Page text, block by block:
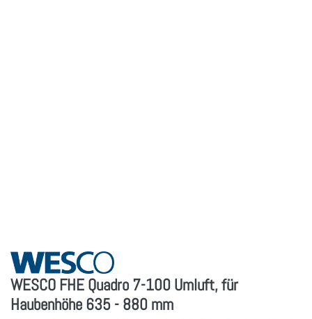
WESCO FHE Quadro 7-100 Umluft, für
Haubenhöhe 635 - 880 mm